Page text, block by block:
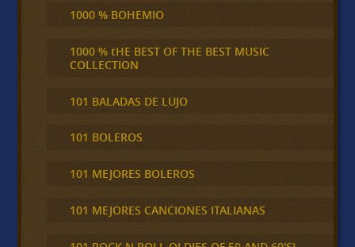
1000 % BOHEMIO
1000 % tHE BEST OF THE BEST MUSIC
COLLECTION
101 BALADAS DE LUJO
101 BOLEROS
101 MEJORES BOLEROS
101 MEJORES CANCIONES ITALIANAS